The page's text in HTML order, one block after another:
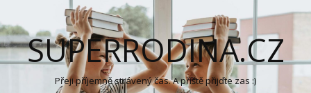
SUPERRODINA.CZ
Přeji příjemně strávený čas. A příště přijďte zas :)